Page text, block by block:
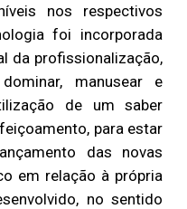
nos respectivos
foi incorporada
da profissionalização,
manusear e
de um saber
para estar
das novas
em relação à própria
no sentido